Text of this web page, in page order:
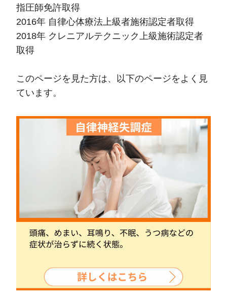
指圧師免許取得
2016年 自律心体療法上級者施術認定者取得
2018年 クレニアルテクニック上級施術認定者
取得
このページを見た方は、以下のページをよく見
ています。